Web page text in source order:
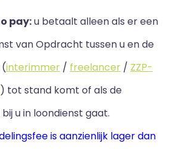
pay:u betaalt alleen als er een
van Opdracht tussen u en de
(interimmer / freelancer / ZZP-
) tot stand komt of als de
u in loondienst gaat.
is aanzienlijk lager dan